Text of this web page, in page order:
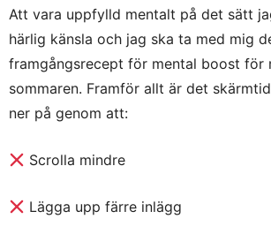
Att vara uppfylld mentalt på det sätt
härlig känsla och jag ska ta med mig
framgångsrecept för mental boost för
sommaren. Framför allt är det
ner på genom att:
Scrolla mindre
Lägga upp färre inlägg